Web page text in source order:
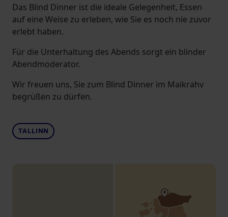
Das Blind Dinner ist die ideale Gelegenheit, Essen
auf eine Weise zu erleben, wie Sie es noch nie zuvor
erlebt haben.
Für die Unterhaltung des Abends sorgt ein blinder
Abendmoderator.
Wir freuen uns, Sie zum Blind Dinner im Maikrahv
begrüßen zu dürfen.
TALLINN